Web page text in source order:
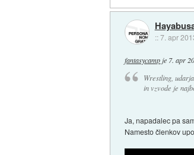
::7. apr
fantasycamp je 7. apr
Wrestling,
in vzvode je
Ja, napadalec pa
Namesto členkov